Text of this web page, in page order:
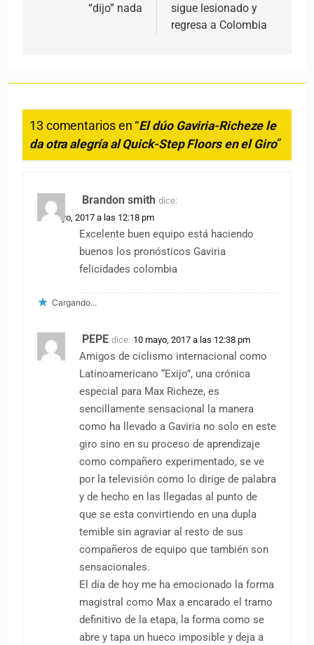
“dijo” nada
sigue lesionado y
regresa a Colombia
13 comentarios en “El dúo Gaviria-Richeze le
da otra alegría al Quick-Step Floors en el Giro”
Brandon smith dice:
10 mayo, 2017 a las 12:18 pm
Excelente buen equipo está haciendo
buenos los pronósticos Gaviria
felicidades colombia
Cargando...
PEPE dice: 10 mayo, 2017 a las 12:38 pm
Amigos de ciclismo internacional como
Latinoamericano “Exijo”, una crónica
especial para Max Richeze, es
sencillamente sensacional la manera
como ha llevado a Gaviria no solo en este
giro sino en su proceso de aprendizaje
como compañero experimentado, se ve
por la televisión como lo dirige de palabra
y de hecho en las llegadas al punto de
que se esta convirtiendo en una dupla
temible sin agraviar al resto de sus
compañeros de equipo que también son
sensacionales.
El día de hoy me ha emocionado la forma
magistral como Max a encarado el tramo
definitivo de la etapa, la forma como se
abre y tapa un hueco imposible y deja a